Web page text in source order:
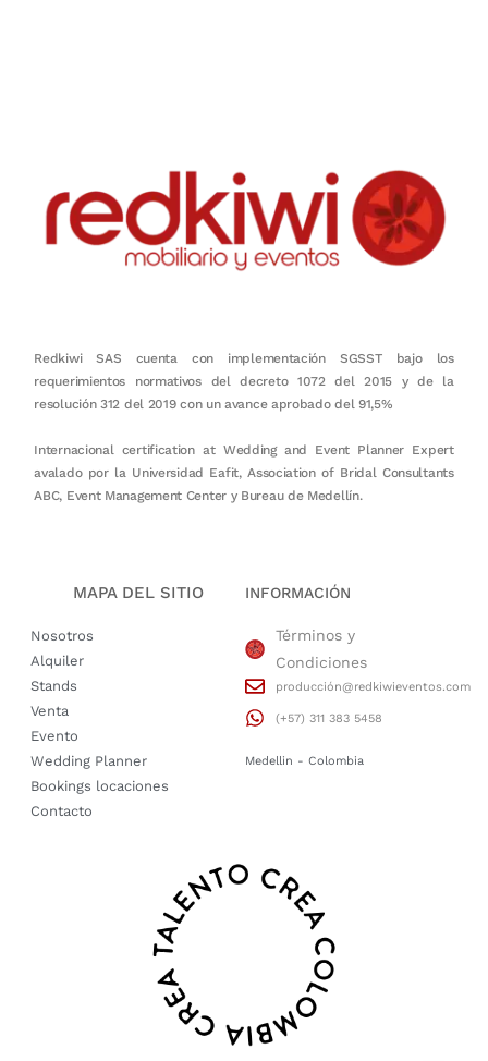
Redkiwi SAS cuenta con implementación SGSST bajo los
requerimientos normativos del decreto 1072 del 2015 y de la
resolución 312 del 2019 con un avance aprobado del 91,5%
Internacional certification at Wedding and Event Planner Expert
avalado por la Universidad Eafit, Association of Bridal Consultants
ABC, Event Management Center y Bureau de Medellín.
MAPA DEL SITIO
Nosotros
Alquiler
Stands
Venta
Evento
Wedding Planner
Bookings locaciones
Contacto
INFORMACIÓN
Términos y
Condiciones
producción@redkiwieventos.com
(+57) 311 383 5458
Medellin - Colombia